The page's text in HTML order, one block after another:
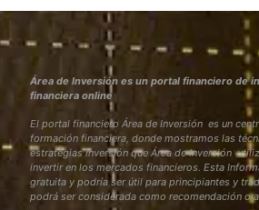
Área de Inversión es un portal financiero de
financiera online
El portal financiero Área de Inversión es un
formación financiera, donde mostramos las
estrategias inversión que Área de Inversión
invertir en los mercados financieros. Esta
gratuita y podría ser útil para principiantes y
podrá ser considerada como recomendación o